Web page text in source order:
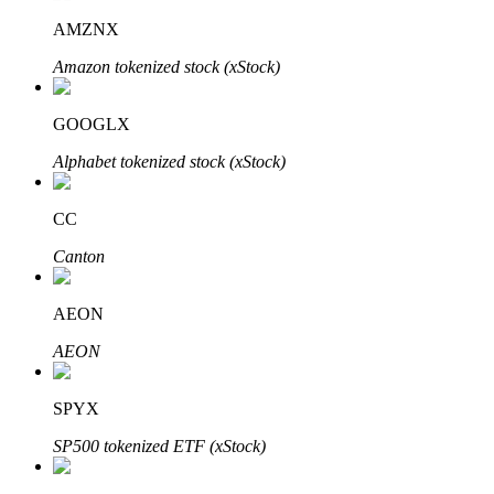
القروض
خدمة الاقتراض المدعومة بالعملات المشفرة
AMZNX
Amazon tokenized stock (xStock)
GOOGLX
Alphabet tokenized stock (xStock)
CC
Canton
AEON
AEON
SPYX
SP500 tokenized ETF (xStock)